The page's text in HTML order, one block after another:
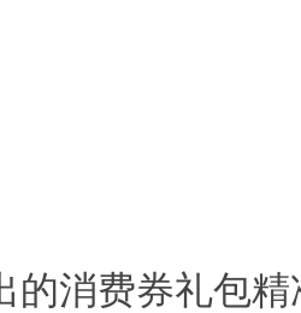
消费券礼包精